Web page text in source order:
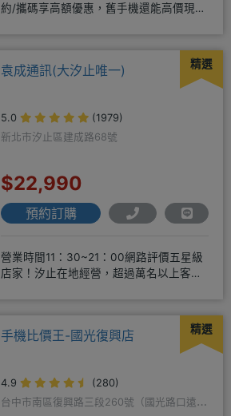
約/攜碼享高額優惠，舊手機還能高價現金
精選
袁成通訊(大汐止唯一)
5.0
(1979)
新北市汐止區建成路68號
$22,990
預約訂購
營業時間11：30~21：00網路評價五星級
店家！汐止在地經營，超過萬名以上客戶
精選
手機比價王-國光復興店
4.9
(280)
台中市南區復興路三段260號（國光路口遠傳